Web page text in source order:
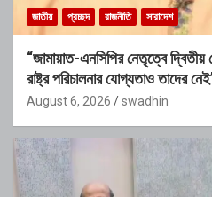
জাতীয় প্রচ্ছদ রাজনীতি সারাদেশ
“জামায়াত-এনসিপির নেতৃত্বে
রাষ্ট্র পরিচালনার যোগ্যতাও তাদের
August 6, 2026 swadhin